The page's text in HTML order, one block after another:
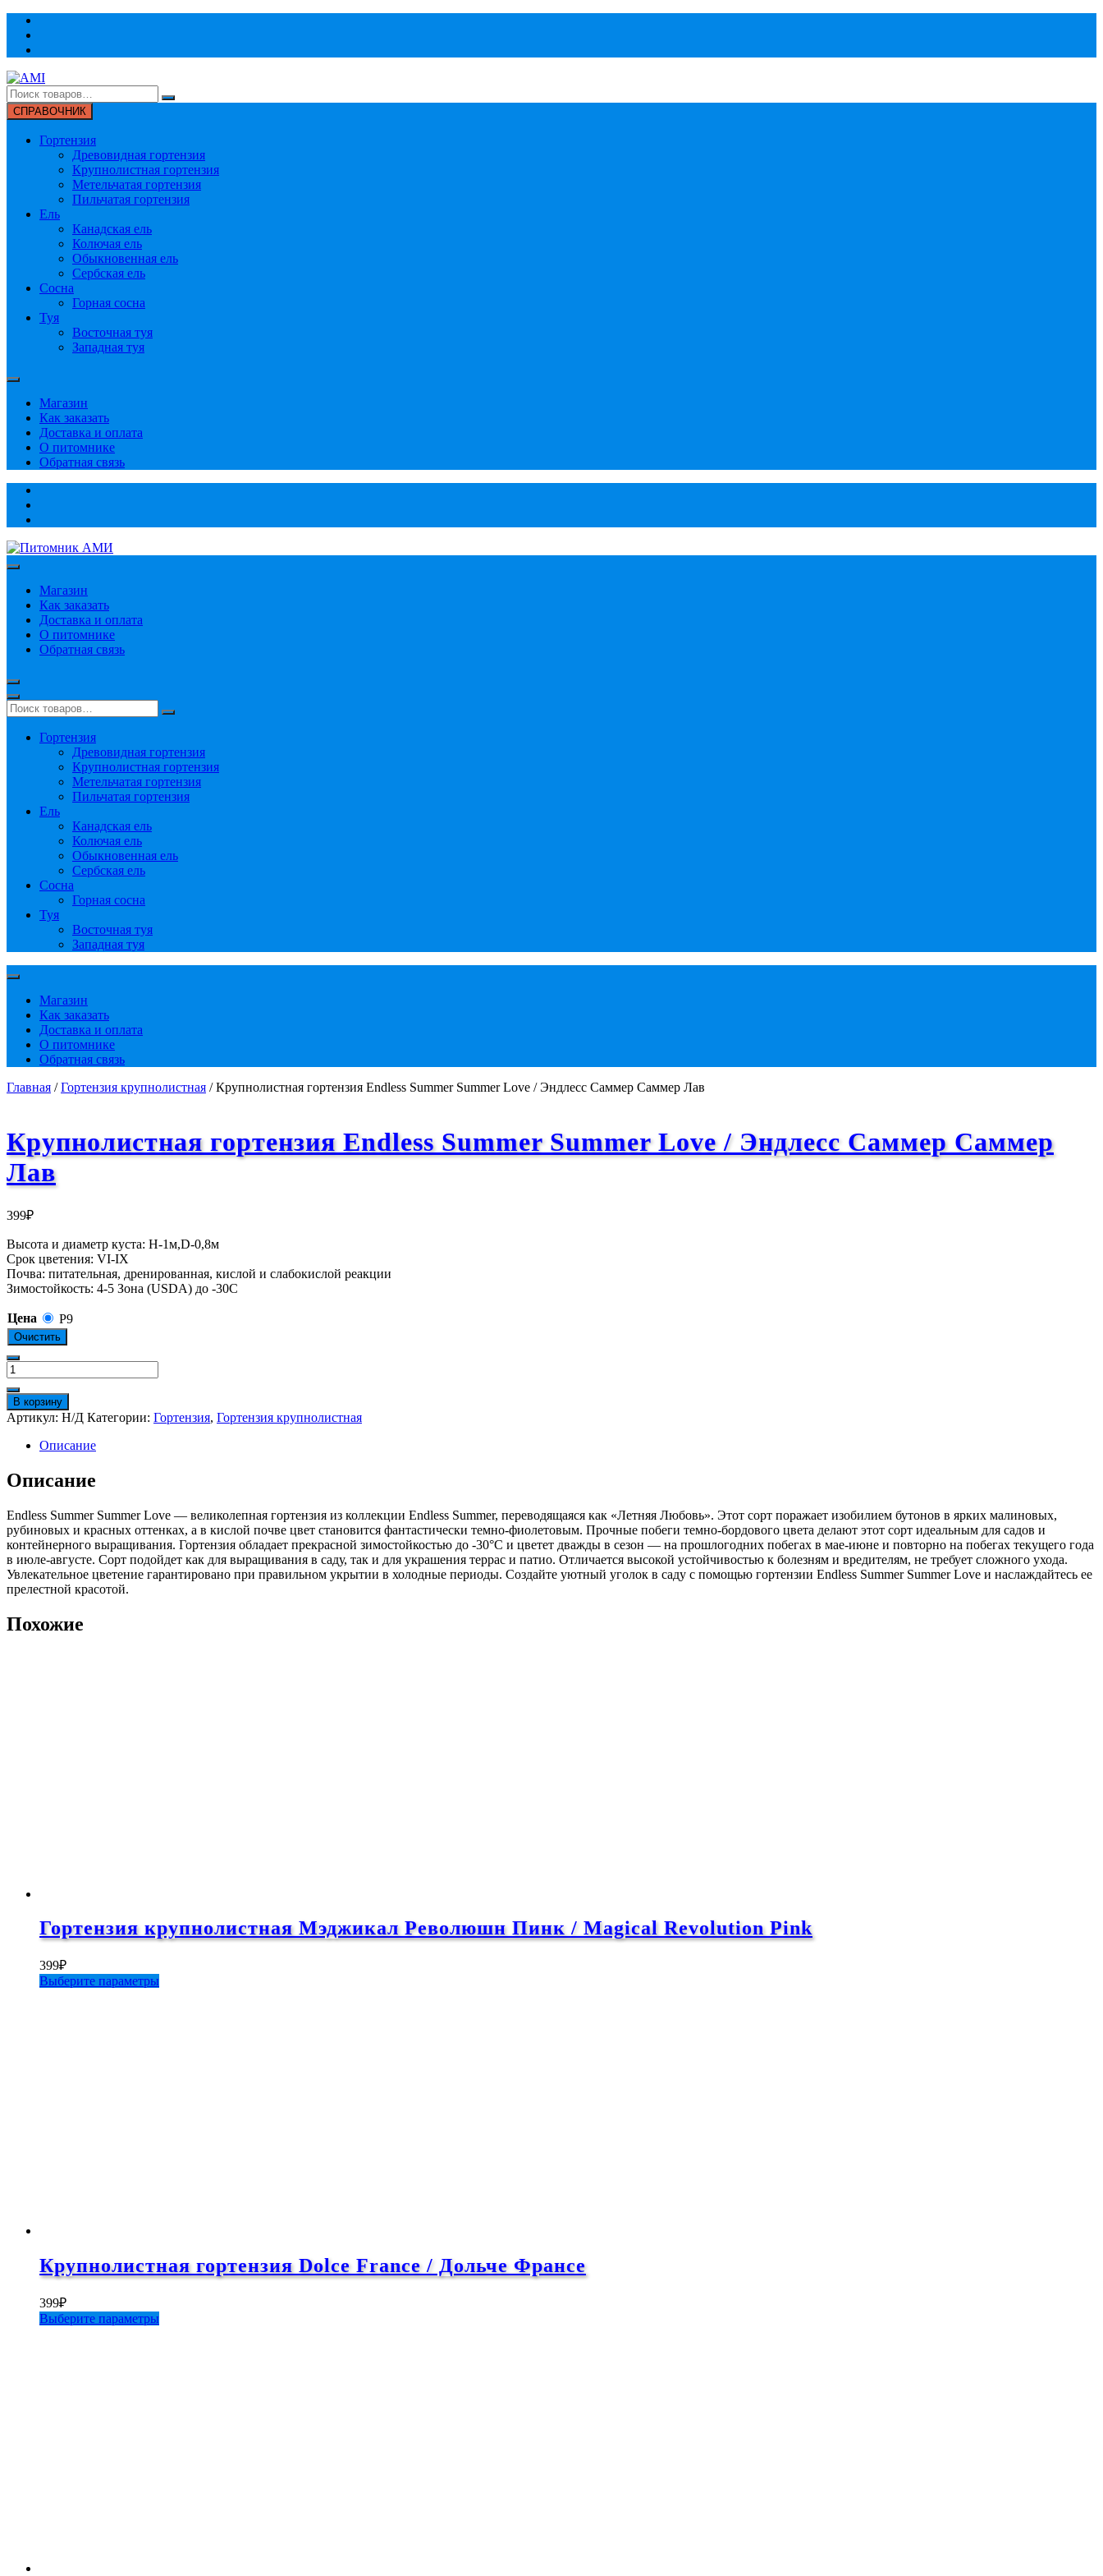
Перейти
содержимому
СПРАВОЧНИК
Гортензия
Древовидная гортензия
Крупнолистная гортензия
Метельчатая гортензия
Пильчатая гортензия
Ель
Канадская ель
Колючая ель
Обыкновенная ель
Сербская ель
Сосна
Горная сосна
Туя
Восточная туя
Западная туя
Магазин
Как заказать
Доставка и оплата
О питомнике
Обратная связь
Магазин
Как заказать
Доставка и оплата
О питомнике
Обратная связь
Гортензия
Древовидная гортензия
Крупнолистная гортензия
Метельчатая гортензия
Пильчатая гортензия
Ель
Канадская ель
Колючая ель
Обыкновенная ель
Сербская ель
Сосна
Горная сосна
Туя
Восточная туя
Западная туя
Магазин
Как заказать
Доставка и оплата
О питомнике
Обратная связь
Главная /Гортензия крупнолистная / Крупнолистная гортензия Endless Summer Summer Love / Эндлесс Саммер Саммер Лав
Крупнолистная гортензия Endless Summer Summer Love / Эндлесс Саммер Саммер
Лав
399₽
Высота и диаметр куста: Н-1м,D-0,8м
Срок цветения: VI-IX
Почва: питательная, дренированная, кислой и слабокислой реакции
Зимостойкость: 4-5 Зона (USDA) до -30С
Цена Р9
Очистить
Количество
товара
Крупнолистная
гортензия
Endless
Summer
Summer
Love
/
Саммер
Саммер
Лав
В корзину
Артикул: Н/Д Категории: Гортензия, Гортензия крупнолистная
Описание
Описание
Endless Summer Summer Love — великолепная гортензия из коллекции Endless Summer, переводящаяся как «Летняя Любовь». Этот сорт поражает изобилием бутонов в ярких малиновых,
рубиновых и красных оттенках, а в кислой почве цвет становится фантастически темно-фиолетовым. Прочные побеги темно-бордового цвета делают этот сорт идеальным для садов и
контейнерного выращивания. Гортензия обладает прекрасной зимостойкостью до -30°C и цветет дважды в сезон — на прошлогодних побегах в мае-июне и повторно на побегах текущего года
в июле-августе. Сорт подойдет как для выращивания в саду, так и для украшения террас и патио. Отличается высокой устойчивостью к болезням и вредителям, не требует сложного ухода.
Увлекательное цветение гарантировано при правильном укрытии в холодные периоды. Создайте уютный уголок в саду с помощью гортензии Endless Summer Summer Love и наслаждайтесь ее
прелестной красотой.
Похожие
Гортензия крупнолистная Мэджикал Революшн Пинк / Magical Revolution Pink
399₽
Выберите параметры
Крупнолистная гортензия Dolce France / Дольче Франсе
399₽
Выберите параметры